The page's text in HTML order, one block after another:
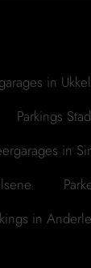
in Ukkel
Parkings
in
in